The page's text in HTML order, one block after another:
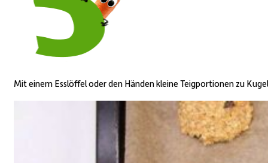
Mit einem Esslöffel oder den Händen kleine Teigportionen zu